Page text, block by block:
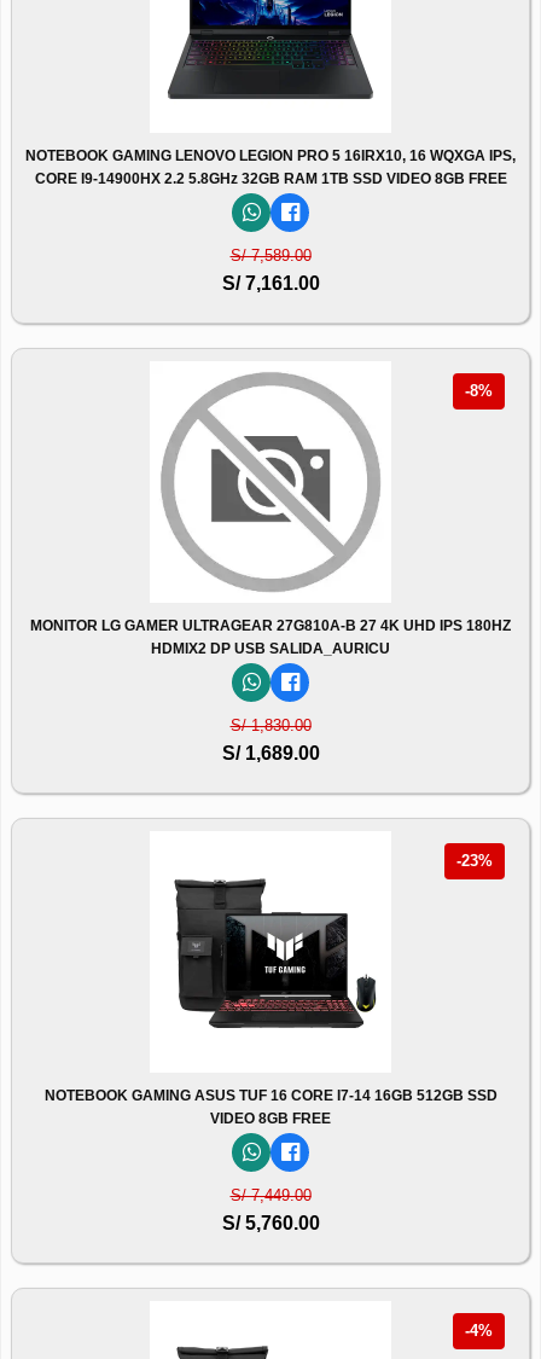
NOTEBOOK GAMING LENOVO LEGION PRO 5 16IRX10, 16 WQXGA IPS,
CORE I9-14900HX 2.2 5.8GHz 32GB RAM 1TB SSD VIDEO 8GB FREE
S/ 7,589.00
S/ 7,161.00
-8%
MONITOR LG GAMER ULTRAGEAR 27G810A-B 27 4K UHD IPS 180HZ
HDMIX2 DP USB SALIDA_AURICU
S/ 1,830.00
S/ 1,689.00
-23%
NOTEBOOK GAMING ASUS TUF 16 CORE I7-14 16GB 512GB SSD
VIDEO 8GB FREE
S/ 7,449.00
S/ 5,760.00
-4%